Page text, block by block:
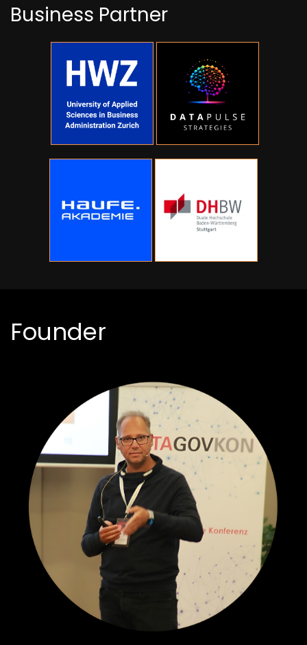
Business Partner
Founder